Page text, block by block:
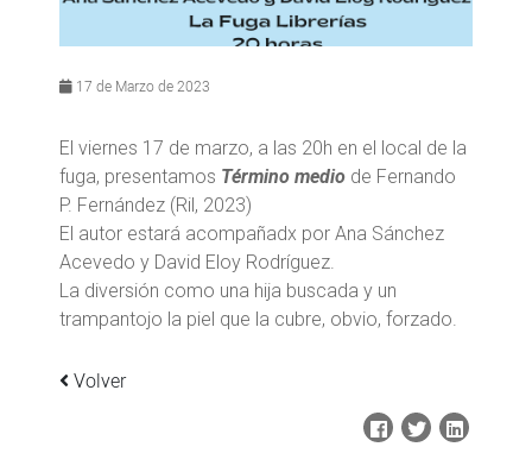
17 de Marzo de 2023
El viernes 17 de marzo, a las 20h en el local de la
fuga, presentamos Término medio de Fernando
P. Fernández (Ril, 2023)
El autor estará acompañadx por Ana Sánchez
Acevedo y David Eloy Rodríguez.
La diversión como una hija buscada y un
trampantojo la piel que la cubre, obvio, forzado.
Volver